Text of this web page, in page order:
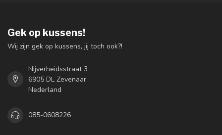
Gek op kussens!
Wij zijn gek op kussens, jij toch ook?!
Nijverheidsstraat 3
6905 DL Zevenaar
Nederland
085-0608226